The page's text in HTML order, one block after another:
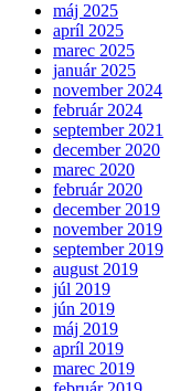
máj 2025
apríl 2025
marec 2025
január 2025
november 2024
február 2024
september 2021
december 2020
marec 2020
február 2020
december 2019
november 2019
september 2019
august 2019
júl 2019
jún 2019
máj 2019
apríl 2019
marec 2019